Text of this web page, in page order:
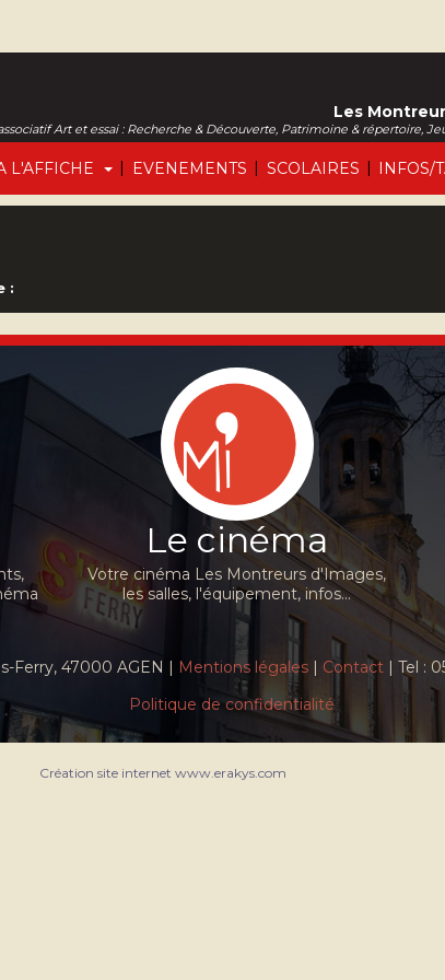
L'AFFICHE | EVENEMENTS | SCOLAIRES | INFOS/
Les
Art et essai : Recherche & Découverte, Patrimoine & répertoire,
:
Le cinéma
Votre cinéma Les Montreurs d'Images,
les salles, l'équipement, infos...
Ferry, 47000 AGEN | Mentions légales | Contact | Tel :
Politique de confidentialité
Création site internet www.erakys.com